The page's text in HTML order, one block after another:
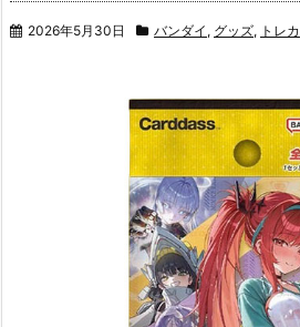
2026年5月30日 バンダイ , グッズ, トレカ